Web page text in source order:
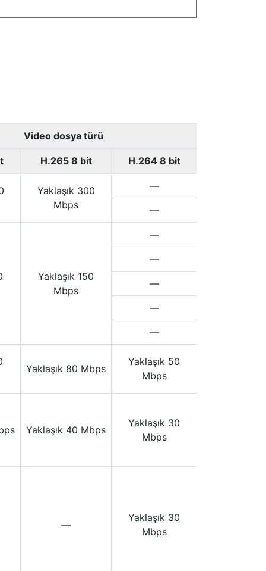
Video dosya türü
H.265 8 bit H.264 8 bit
Yaklaşık 300
Mbps
—
—
Yaklaşık 150
Mbps
—
—
—
—
—
Yaklaşık 80 Mbps
Yaklaşık 50
Mbps
Yaklaşık 40 Mbps
Yaklaşık 30
Mbps
—
Yaklaşık 30
Mbps